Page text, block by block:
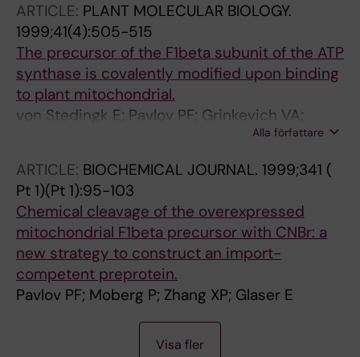
ARTICLE: PLANT MOLECULAR BIOLOGY.
1999;41(4):505-515
The precursor of the F1beta subunit of the ATP
synthase is covalently modified upon binding
to plant mitochondrial.
von Stedingk E; Pavlov PF; Grinkevich VA;
Alla författare
ARTICLE: BIOCHEMICAL JOURNAL. 1999;341 (
Pt 1)(Pt 1):95-103
Chemical cleavage of the overexpressed
mitochondrial F1beta precursor with CNBr: a
new strategy to construct an import-
competent preprotein.
Pavlov PF; Moberg P; Zhang XP; Glaser E
Visa fler